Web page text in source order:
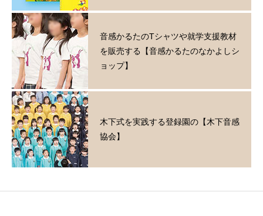
音感かるたのTシャツや就学支援教材
を販売する【音感かるたのなかよしシ
ョップ】
木下式を実践する登録園の【木下音感
協会】